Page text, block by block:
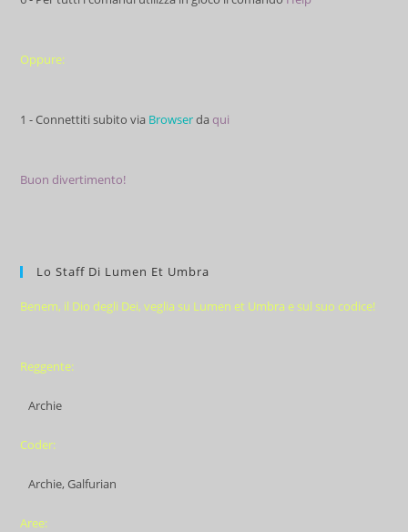
Oppure:
1 - Connettiti subito via Browserda qui
Buon divertimento!
Lo Staff Di Lumen Et Umbra
Benem, il Dio degli Dei, veglia su Lumen et Umbra e sul suo codice!
Reggente:
Archie
Coder:
Archie, Galfurian
Aree: